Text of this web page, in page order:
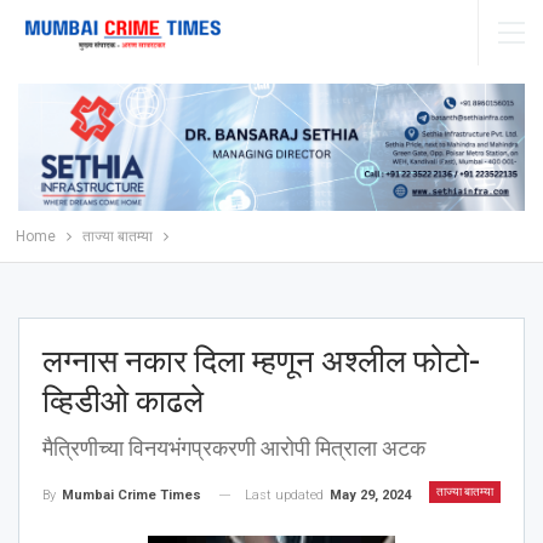
Home ताज्या बातम्या
लग्नास नकार दिला म्हणून अश्‍लील फोटो-
व्हिडीओ काढले
मैत्रिणीच्या विनयभंगप्रकरणी आरोपी मित्राला अटक
ताज्या बातम्या
By Mumbai Crime Times Last updated May 29, 2024